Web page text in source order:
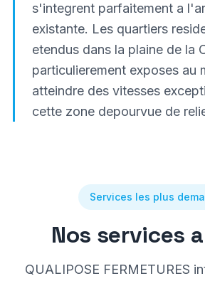
s'integrent parfaitement a
existante. Les quartiers
etendus dans la plaine de la
particulierement exposes au
atteindre des vitesses
cette zone depourvue de
Services les plus
Nos services a
QUALIPOSE FERMETURES